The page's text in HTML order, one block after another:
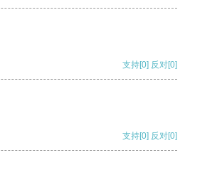
支持[0] 反对[0]
支持[0] 反对[0]